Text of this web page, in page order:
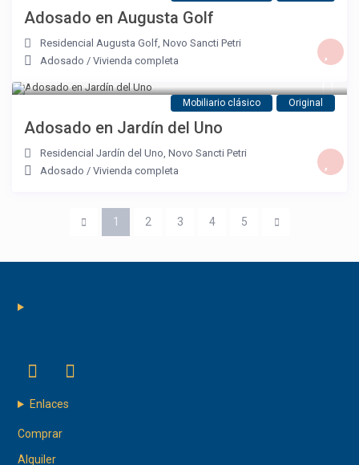
Adosado en Augusta Golf
Residencial Augusta Golf,Novo Sancti Petri
Adosado /Vivienda completa
Mobiliario clásico Original
Adosado en Jardín del Uno
Residencial Jardín del Uno,Novo Sancti Petri
Adosado /Vivienda completa
1 2 3 4 5
Enlaces
Comprar
Alquiler